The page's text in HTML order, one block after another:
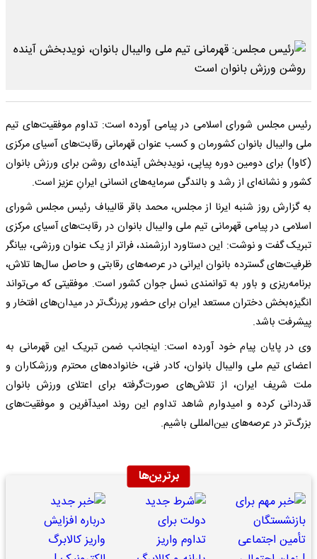
رئیس مجلس شورای اسلامی در پیامی آورده است: تداوم موفقیت‌های تیم
ملی والیبال بانوان کشورمان و کسب عنوان قهرمانی رقابت‌های آسیای مرکزی
(کاوا) برای دومین دوره پیاپی، نویدبخش آینده‌ای روشن برای ورزش بانوان
کشور و نشانه‌ای از رشد و بالندگی سرمایه‌های انسانی ایرانِ عزیز است.
به گزارش روز شنبه ایرنا از مجلس، محمد باقر قالیباف رئیس مجلس شورای
اسلامی در پیامی قهرمانی تیم ملی والیبال بانوان در رقابت‌های آسیای مرکزی
تبریک گفت و نوشت: این دستاورد ارزشمند، فراتر از یک عنوان ورزشی، بیانگر
ظرفیت‌های گسترده بانوان ایرانی در عرصه‌های رقابتی و حاصل سال‌ها تلاش،
برنامه‌ریزی و باور به توانمندی نسل جوان کشور است. موفقیتی که می‌تواند
انگیزه‌بخش دختران مستعد ایران برای حضور پررنگ‌تر در میدان‌های افتخار و
پیشرفت باشد.
وی در پایان پیام خود آورده است: اینجانب ضمن تبریک این قهرمانی به
اعضای تیم ملی والیبال بانوان، کادر فنی، خانواده‌های محترم ورزشکاران و
ملت شریف ایران، از تلاش‌های صورت‌گرفته برای اعتلای ورزش بانوان
قدردانی کرده و امیدوارم شاهد تداوم این روند امیدآفرین و موفقیت‌های
بزرگ‌تر در عرصه‌های بین‌المللی باشیم.
برترین‌ها